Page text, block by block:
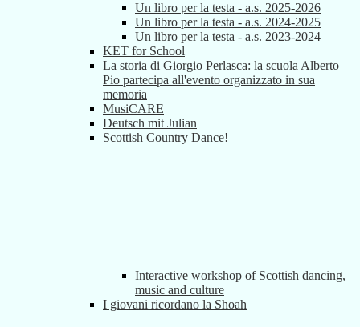
Un libro per la testa - a.s. 2025-2026
Un libro per la testa - a.s. 2024-2025
Un libro per la testa - a.s. 2023-2024
KET for School
La storia di Giorgio Perlasca: la scuola Alberto
Pio partecipa all'evento organizzato in sua
memoria
MusiCARE
Deutsch mit Julian
Scottish Country Dance!
Interactive workshop of Scottish dancing,
music and culture
I giovani ricordano la Shoah